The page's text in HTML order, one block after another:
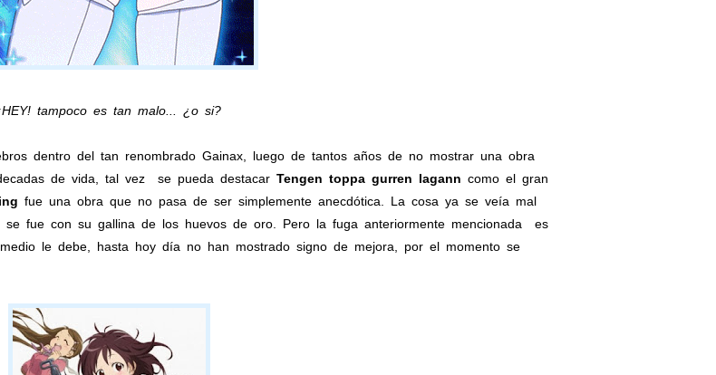
tampoco es tan malo... ¿o si?
dentro del tan renombrado Gainax, luego de tantos años de no mostrar una obra
de vida, tal vez se pueda destacar Tengen toppa gurren lagann como el gran
fue una obra que no pasa de ser simplemente anecdótica. La cosa ya se veía mal
, se fue con su gallina de los huevos de oro. Pero la fuga anteriormente mencionada es
le debe, hasta hoy día no han mostrado signo de mejora, por el momento se